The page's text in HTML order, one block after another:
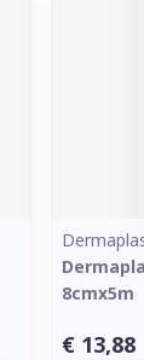
8cmx5m
€ 13,88